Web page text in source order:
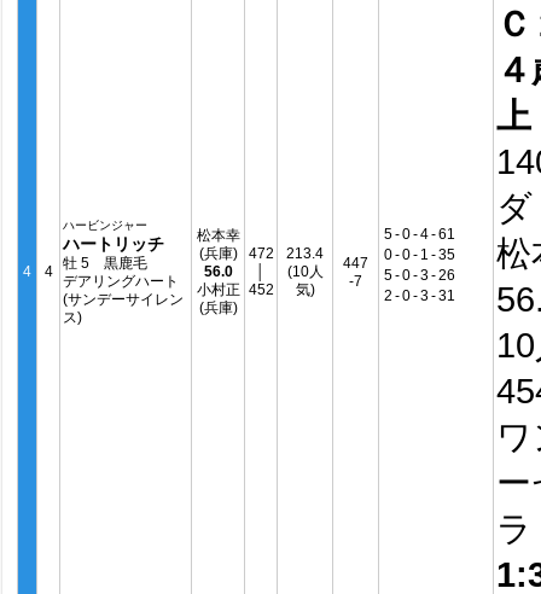
4 4
ハービンジャー
ハートリッチ
牡 5 黒鹿毛
デアリングハート
(サンデーサイレン
ス)
松本幸
(兵庫)
56.0
小村正
(兵庫)
472
452
213.4
(10人
気)
447
-7
5-0-4-61
0-0- 1 -35
5-0-3-26
2 -0-3-31
上
ラ